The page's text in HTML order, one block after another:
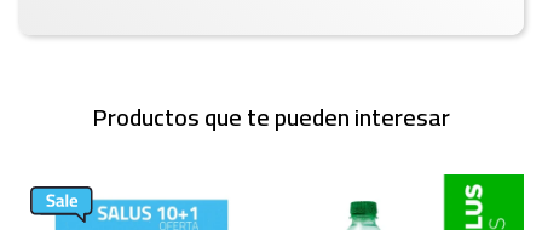
Productos que te pueden interesar